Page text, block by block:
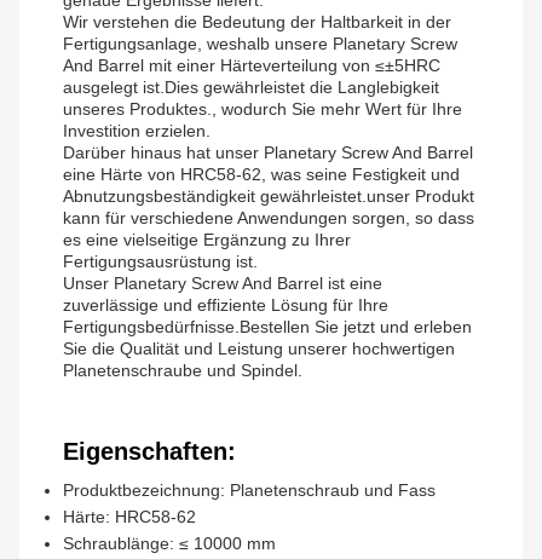
Wir verstehen die Bedeutung der Haltbarkeit in der
Fertigungsanlage, weshalb unsere Planetary Screw
And Barrel mit einer Härteverteilung von ≤±5HRC
ausgelegt ist.Dies gewährleistet die Langlebigkeit
unseres Produktes., wodurch Sie mehr Wert für Ihre
Investition erzielen.
Darüber hinaus hat unser Planetary Screw And Barrel
eine Härte von HRC58-62, was seine Festigkeit und
Abnutzungsbeständigkeit gewährleistet.unser Produkt
kann für verschiedene Anwendungen sorgen, so dass
es eine vielseitige Ergänzung zu Ihrer
Fertigungsausrüstung ist.
Unser Planetary Screw And Barrel ist eine
zuverlässige und effiziente Lösung für Ihre
Fertigungsbedürfnisse.Bestellen Sie jetzt und erleben
Sie die Qualität und Leistung unserer hochwertigen
Planetenschraube und Spindel.
Eigenschaften:
Produktbezeichnung: Planetenschraub und Fass
Härte: HRC58-62
Schraublänge: ≤ 10000 mm